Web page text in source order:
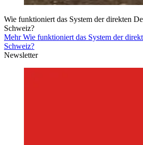
Wie funktioniert das System der direkten
Schweiz?
Mehr Wie funktioniert das System der
Schweiz?
Newsletter